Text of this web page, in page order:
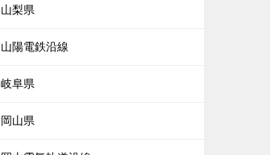
山梨県
山陽電鉄沿線
岐阜県
岡山県